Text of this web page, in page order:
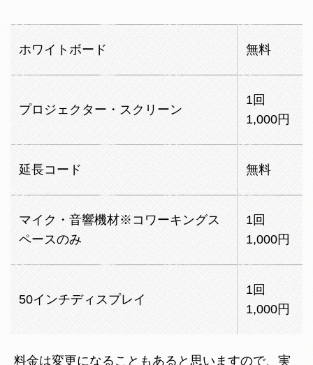
ホワイトボード 無料
プロジェクター・スクリーン
1回
1,000円
延長コード 無料
マイク・音響機材※コワーキングス
ペースのみ
1回
1,000円
50インチディスプレイ
1回
1,000円
料金は変更になることもあると思いますので、実